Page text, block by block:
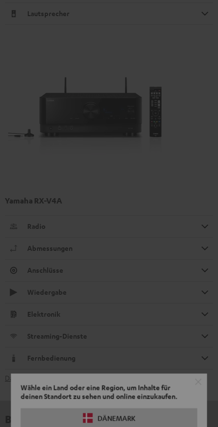
Wähle ein Land oder eine Region, um Inhalte für
deinen Standort zu sehen und online einzukaufen.
DÄNEMARK
Lautsprecher
Yamaha RX-V4A
Radio
Abmessungen
Anschlüsse
Wiedergabe
Elektronik
Streaming-Dienste
Fernbedienung
Datenblatt [PDF]